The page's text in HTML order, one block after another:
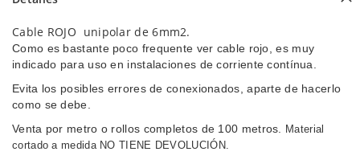
Cable ROJO unipolar de 6mm2.
Como es bastante poco frequente ver cable rojo, es muy
indicado para uso en instalaciones de corriente contínua.
Evita los posibles errores de conexionados, aparte de hacerlo
como se debe.
Venta por metro o rollos completos de 100 metros. Material
cortado a medida NO TIENE DEVOLUCIÓN.